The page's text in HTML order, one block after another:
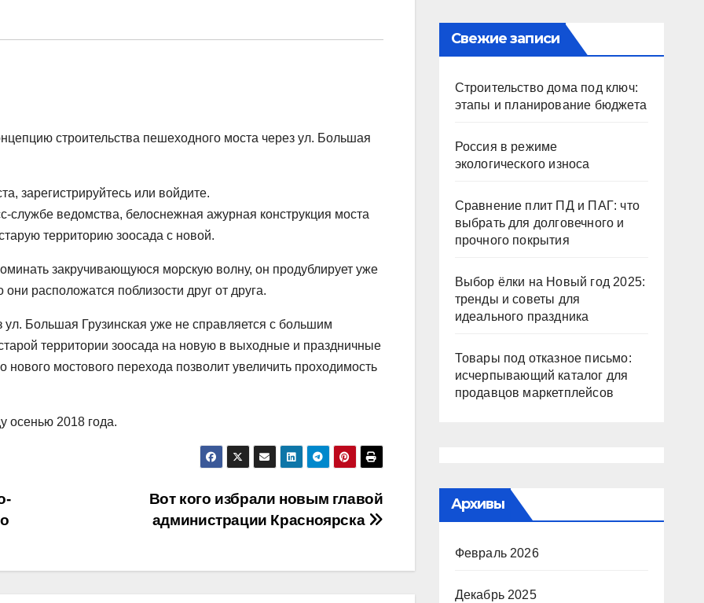
строительства пешеходного моста через ул. Большая
зарегистрируйтесь или войдите.
службе ведомства, белоснежная ажурная конструкция моста
территорию зоосада с новой.
закручивающуюся морскую волну, он продублирует уже
расположатся поблизости друг от друга.
Большая Грузинская уже не справляется с большим
территории зоосада на новую в выходные и праздничные
нового мостового перехода позволит увеличить проходимость
осенью 2018 года.
Вот кого избрали новым главой
администрации Красноярска
Свежие записи
Строительство дома под ключ:
этапы и планирование бюджета
Россия в режиме
экологического износа
Сравнение плит ПД и ПАГ: что
выбрать для долговечного и
прочного покрытия
Выбор ёлки на Новый год 2025:
тренды и советы для
идеального праздника
Товары под отказное письмо:
исчерпывающий каталог для
продавцов маркетплейсов
Архивы
Февраль 2026
Декабрь 2025